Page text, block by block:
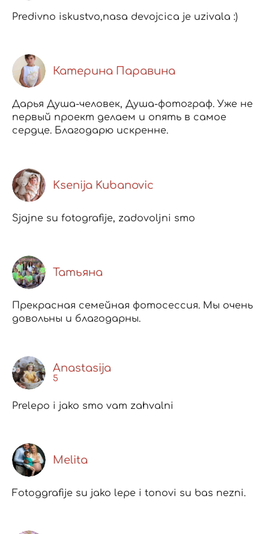
Predivno iskustvo,nasa devojcica je uzivala :)
Катерина Паравина
Дарья Душа-человек, Душа-фотограф. Уже не
первый проект делаем и опять в самое
сердце. Благодарю искренне.
Ksenija Kubanovic
Sjajne su fotografije, zadovoljni smo
Татьяна
Прекрасная семейная фотосессия. Мы очень
довольны и благодарны.
Anastasija
5
Prelepo i jako smo vam zahvalni
Melita
Fotoggrafije su jako lepe i tonovi su bas nezni.